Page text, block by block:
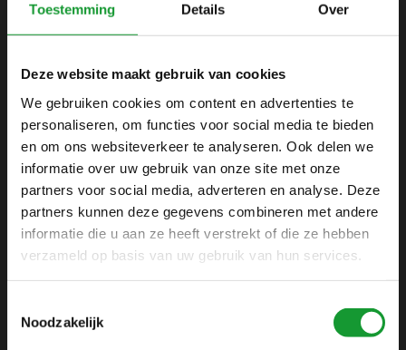
Toestemming Details Over
Deze website maakt gebruik van cookies
We gebruiken cookies om content en advertenties te
personaliseren, om functies voor social media te bieden
en om ons websiteverkeer te analyseren. Ook delen we
informatie over uw gebruik van onze site met onze
partners voor social media, adverteren en analyse. Deze
partners kunnen deze gegevens combineren met andere
informatie die u aan ze heeft verstrekt of die ze hebben
verzameld op basis van uw gebruik van hun services.
Noodzakelijk
SHIRTSUPPLIER.NL
Webshop voor mannen
Zijlijnstraat 24
1433 DC
+31 6 42 52 32 80
+31 6 42 52 32 80